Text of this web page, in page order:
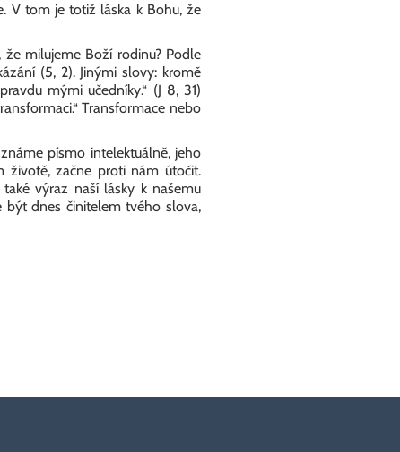
V tom je totiž láska k Bohu, že
milujeme Boží rodinu? Podle
(5, 2). Jinými slovy: kromě
mými učedníky.“ (J 8, 31)
Transformace nebo
písmo intelektuálně, jeho
životě, začne proti nám útočit.
výraz naší lásky k našemu
být dnes činitelem tvého slova,